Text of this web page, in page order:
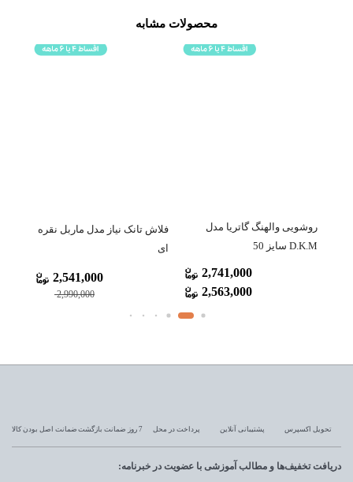
محصولات مشابه
روشویی والهنگ گاتریا مدل
D.K.M سایز 50
2,563,000
2,741,000
فلاش تانک نیاز مدل ماربل نقره
ای
2,990,000
2,541,000
تحویل اکسپرس پشتیبانی آنلاین پرداخت در محل 7 روز ضمانت بازگشت ضمانت اصل بودن کالا
دریافت تخفیف‌ها و مطالب آموزشی با عضویت در خبرنامه: